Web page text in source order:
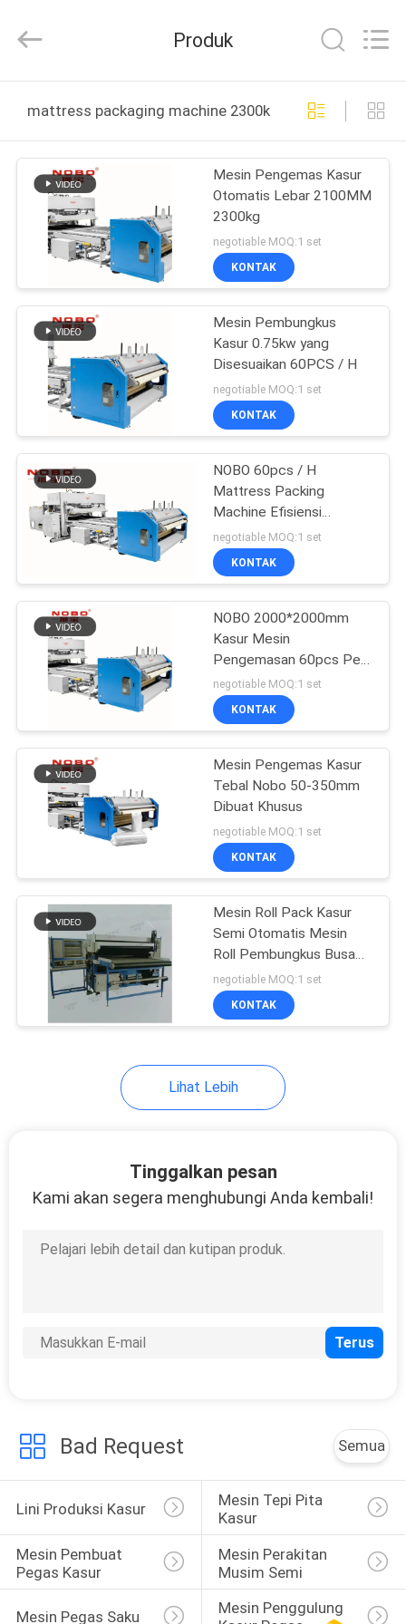
PRODUK
TENTANG
KITA
WISATA
PABRIK
KONTROL
KUALITAS
HUBUNGI
KAMI
SEMUA
KASUS
SITEMAP
KEBIJAKAN
Rights
by
Produk
mattress packaging machine 2300kg pembuatan online
Mesin Pengemas Kasur
Otomatis Lebar 2100MM
2300kg
negotiable MOQ:1 set
KONTAK
Mesin Pembungkus
Kasur 0.75kw yang
Disesuaikan 60PCS / H
negotiable MOQ:1 set
KONTAK
NOBO 60pcs / H
Mattress Packing
Machine Efisiensi
Produksi Tinggi
negotiable MOQ:1 set
KONTAK
NOBO 2000*2000mm
Kasur Mesin
Pengemasan 60pcs Per
Jam
negotiable MOQ:1 set
KONTAK
Mesin Pengemas Kasur
Tebal Nobo 50-350mm
Dibuat Khusus
negotiable MOQ:1 set
KONTAK
Mesin Roll Pack Kasur
Semi Otomatis Mesin
Roll Pembungkus Busa
Serat Poliester
negotiable MOQ:1 set
KONTAK
Lihat Lebih
Tinggalkan pesan
Kami akan segera menghubungi Anda kembali!
Bad Request Semua
Lini Produksi Kasur
Mesin Tepi Pita
Kasur
Mesin Pembuat
Pegas Kasur
Mesin Perakitan
Musim Semi
Mesin Pegas Saku
Mesin Penggulung